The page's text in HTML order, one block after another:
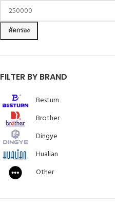
คัดกรอง
FILTER BY BRAND
Besturn
Brother
Dingye
Hualian
Other